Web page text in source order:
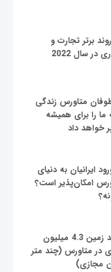
10 روند برتر تجارت و
در سال 2022
متاورس زندگی
ما را برای همیشه
خواهد داد
ایرانیان به دنیای
امکان‌پذیر است؟
خرید زمین 4.3 میلیون
در متاورس (چند متر
مجازی)